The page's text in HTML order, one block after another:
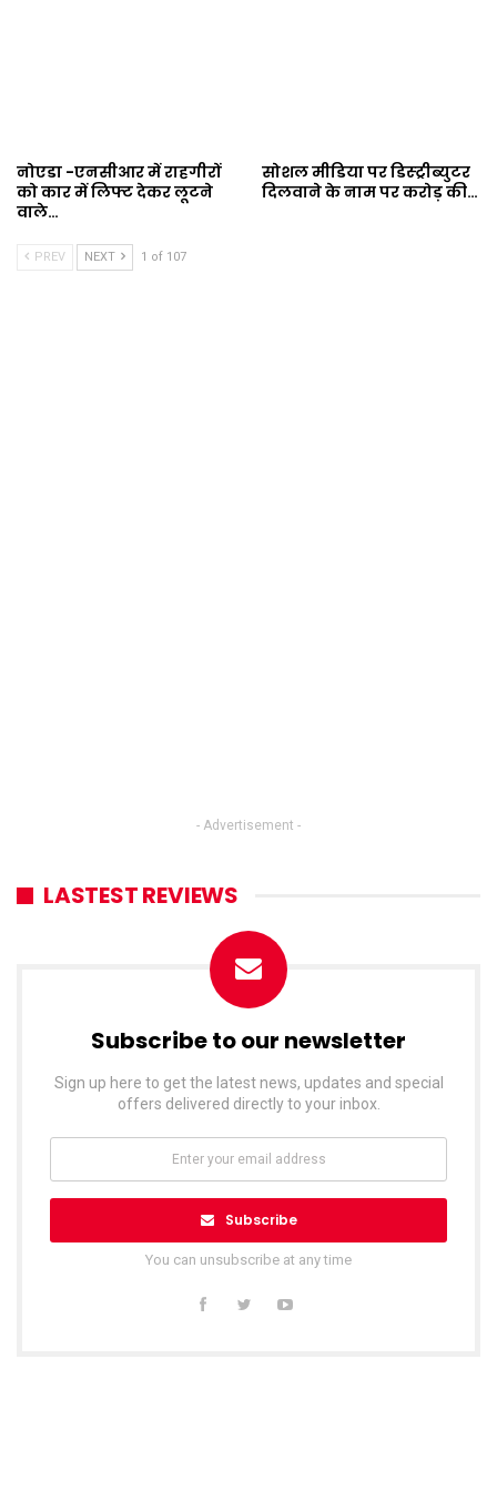
नोएडा -एनसीआर में राहगीरों
को कार में लिफ्ट देकर लूटने
वाले…
सोशल मीडिया पर डिस्ट्रीब्युटर
दिलवाने के नाम पर करोड़ की…
PREV NEXT 1 of 107
- Advertisement -
LASTEST REVIEWS
Subscribe to our newsletter
Sign up here to get the latest news, updates and special
offers delivered directly to your inbox.
Subscribe
You can unsubscribe at any time